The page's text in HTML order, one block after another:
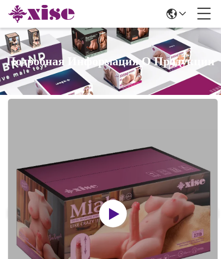
Подробная Информация О Продукции